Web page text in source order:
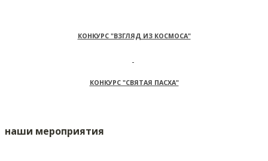
КОНКУРС "ВЗГЛЯД ИЗ КОСМОСА"
КОНКУРС "СВЯТАЯ ПАСХА"
наши мероприятия